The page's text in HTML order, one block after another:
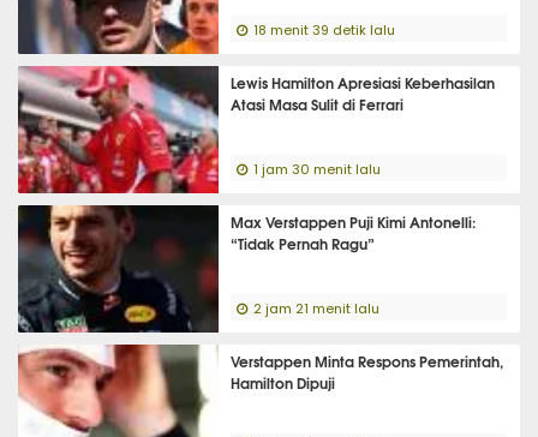
18 menit 39 detik lalu
Lewis Hamilton Apresiasi Keberhasilan
Atasi Masa Sulit di Ferrari
1 jam 30 menit lalu
Max Verstappen Puji Kimi Antonelli:
“Tidak Pernah Ragu”
2 jam 21 menit lalu
Verstappen Minta Respons Pemerintah,
Hamilton Dipuji